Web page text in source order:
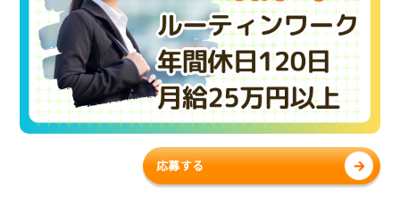
応募する